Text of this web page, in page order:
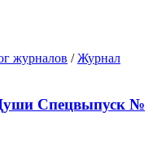
журналов /Журнал
Спецвыпуск №